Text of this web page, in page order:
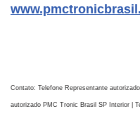
Contato: Telefone Representante
autorizado PMC Tronic Brasil SP Interior |